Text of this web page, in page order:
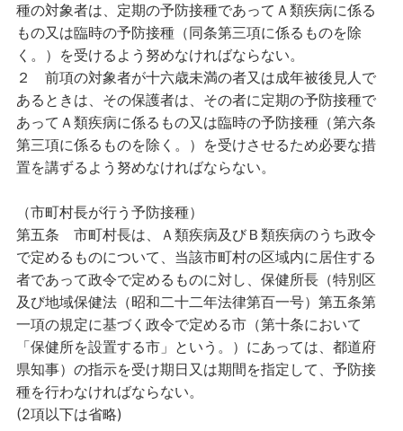
種の対象者は、定期の予防接種であってＡ類疾病に係る
もの又は臨時の予防接種（同条第三項に係るものを除
く。）を受けるよう努めなければならない。
２ 前項の対象者が十六歳未満の者又は成年被後見人で
あるときは、その保護者は、その者に定期の予防接種で
あってＡ類疾病に係るもの又は臨時の予防接種（第六条
第三項に係るものを除く。）を受けさせるため必要な措
置を講ずるよう努めなければならない。
（市町村長が行う予防接種）
第五条 市町村長は、Ａ類疾病及びＢ類疾病のうち政令
で定めるものについて、当該市町村の区域内に居住する
者であって政令で定めるものに対し、保健所長（特別区
及び地域保健法（昭和二十二年法律第百一号）第五条第
一項の規定に基づく政令で定める市（第十条において
「保健所を設置する市」という。）にあっては、都道府
県知事）の指示を受け期日又は期間を指定して、予防接
種を行わなければならない。
(2項以下は省略)